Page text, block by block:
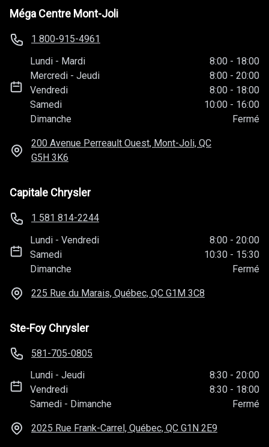
Méga Centre Mont-Joli
1 800-915-4961
Lundi - Mardi 8:00 - 18:00
Mercredi -Jeudi 8:00 - 20:00
Vendredi
8:00 - 18:00
Samedi
10:00 - 16:00
Dimanche
Fermé
200 Avenue Perreault Ouest, Mont-Joli, QC
G5H 3K6
Capitale Chrysler
1 581 814-2244
Lundi -Vendredi 8:00 - 20:00
Samedi
10:30 - 15:30
Dimanche
Fermé
225 Rue du Marais, Québec, QC G1M 3C8
Ste-Foy Chrysler
581-705-0805
Lundi -Jeudi 8:30 - 20:00
Vendredi
8:30 - 18:00
Samedi - Dimanche Fermé
2025 Rue Frank-Carrel, Québec, QC G1N 2E9